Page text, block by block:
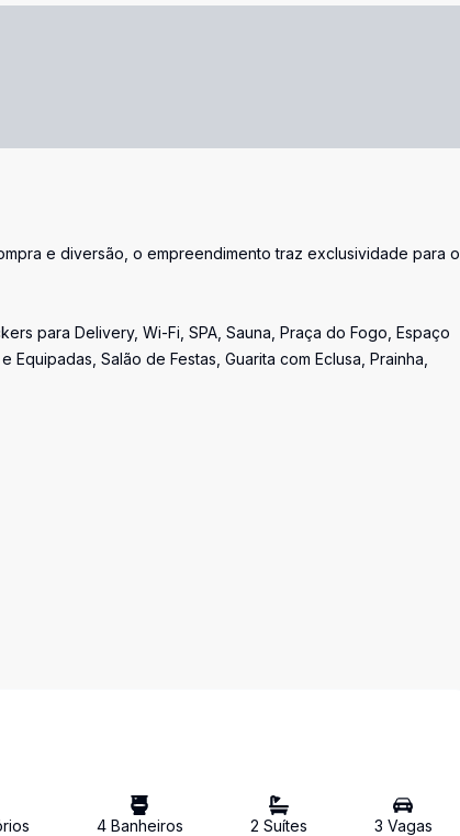
e diversão, o empreendimento traz exclusividade para o
para Delivery, Wi-Fi, SPA, Sauna, Praça do Fogo, Espaço
Salão de Festas, Guarita com Eclusa, Prainha,
s 4Banheiros 2 Suítes 3 Vagas